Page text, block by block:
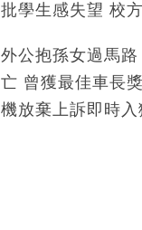
批學生感失望 校
外公抱孫女過馬
亡 曾獲最佳車長
機放棄上訴即時入